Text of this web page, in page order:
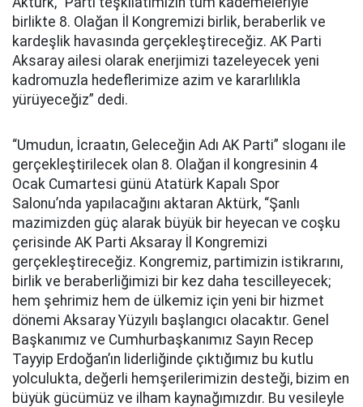
birlikte 8. Olağan İl Kongremizi birlik, beraberlik ve
kardeşlik havasında gerçekleştireceğiz. AK Parti
Aksaray ailesi olarak enerjimizi tazeleyecek yeni
kadromuzla hedeflerimize azim ve kararlılıkla
yürüyeceğiz” dedi.
“Umudun, İcraatın, Geleceğin Adı AK Parti” sloganı ile
gerçekleştirilecek olan 8. Olağan il kongresinin 4
Ocak Cumartesi günü Atatürk Kapalı Spor
Salonu’nda yapılacağını aktaran Aktürk, “Şanlı
mazimizden güç alarak büyük bir heyecan ve coşku
çerisinde AK Parti Aksaray İl Kongremizi
gerçekleştireceğiz. Kongremiz, partimizin istikrarını,
birlik ve beraberliğimizi bir kez daha tescilleyecek;
hem şehrimiz hem de ülkemiz için yeni bir hizmet
dönemi Aksaray Yüzyılı başlangıcı olacaktır. Genel
Başkanımız ve Cumhurbaşkanımız Sayın Recep
Tayyip Erdoğan’ın liderliğinde çıktığımız bu kutlu
yolculukta, değerli hemşerilerimizin desteği, bizim en
büyük gücümüz ve ilham kaynağımızdır. Bu vesileyle